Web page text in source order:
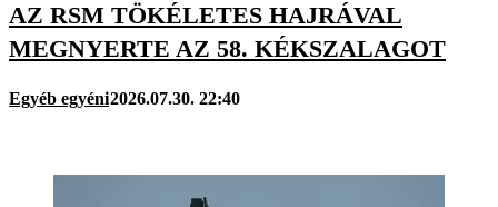
AZ RSM TÖKÉLETES HAJRÁVAL
MEGNYERTE AZ 58. KÉKSZALAGOT
Egyéb egyéni2026.07.30. 22:40